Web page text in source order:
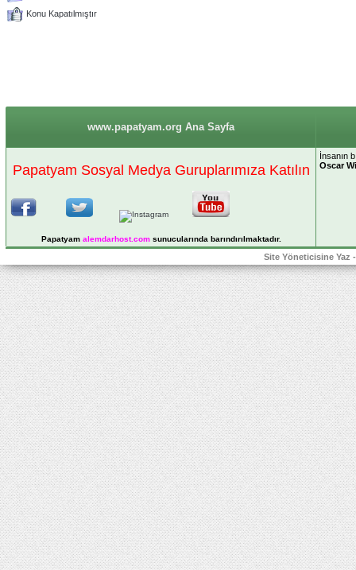
Konu Kapatılmıştır
www.papatyam.org Ana Sayfa
Papatyam Sosyal Medya Guruplarımıza Katılın
Papatyam alemdarhost.comsunucularında barındırılmaktadır.
İnsanın
Oscar
Site Yöneticisine Yaz